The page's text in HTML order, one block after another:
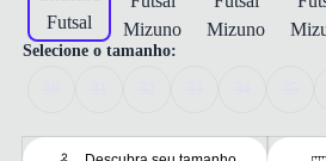
Selecione o tamanho: